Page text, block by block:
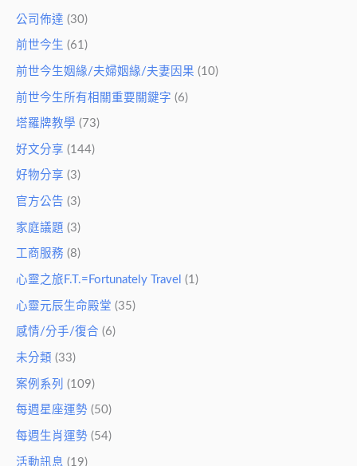
公司佈達 (30)
前世今生 (61)
前世今生姻緣/夫婦姻緣/夫妻因果 (10)
前世今生所有相關重要關鍵字 (6)
塔羅牌教學 (73)
好文分享 (144)
好物分享 (3)
官方公告 (3)
家庭議題 (3)
工商服務 (8)
心靈之旅F.T.=Fortunately Travel (1)
心靈元辰生命殿堂 (35)
感情/分手/復合 (6)
未分類 (33)
案例系列 (109)
每週星座運勢 (50)
每週生肖運勢 (54)
活動訊息 (19)